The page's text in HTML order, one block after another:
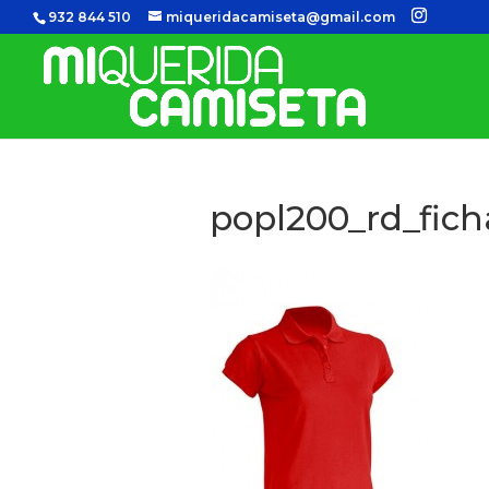
932 844 510 miqueridacamiseta@gmail.com